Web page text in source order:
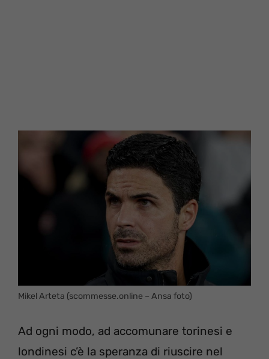
Mikel Arteta (scommesse.online – Ansa foto)
Ad ogni modo, ad accomunare torinesi e
londinesi c’è la speranza di riuscire nel